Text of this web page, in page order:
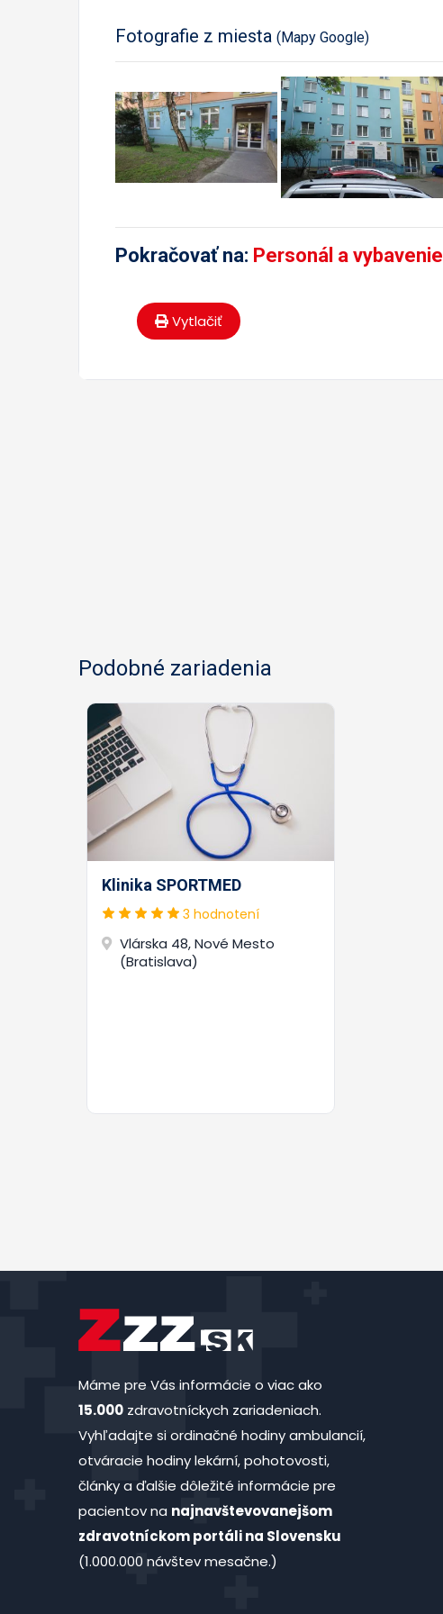
Fotografie z miesta (Mapy Google)
Pokračovať na: Personál a vybavenie
Vytlačiť
Podobné zariadenia
Klinika SPORTMED
3 hodnotení
Vlárska 48, Nové Mesto
(Bratislava)
Máme pre Vás informácie o viac ako
15.000 zdravotníckych zariadeniach.
Vyhľadajte si ordinačné hodiny ambulancií,
otváracie hodiny lekární, pohotovosti,
články a ďalšie dôležité informácie pre
pacientov na najnavštevovanejšom
zdravotníckom portáli na Slovensku
(1.000.000 návštev mesačne.)